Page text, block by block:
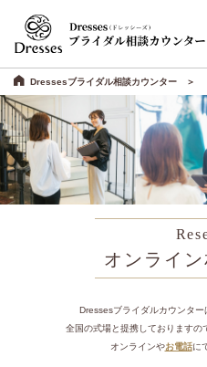
Dressesブライダル相談カウンター
オンライ
Dressesブライダルカウンター
全国の式場と提携しておりますの
オンラインやお電話に